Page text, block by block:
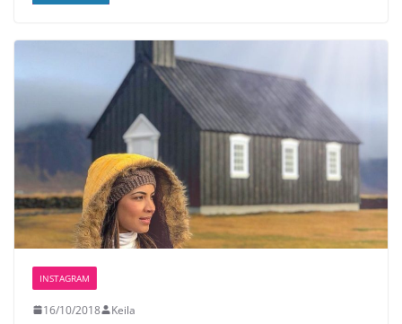
INSTAGRAM
16/10/2018 Keila